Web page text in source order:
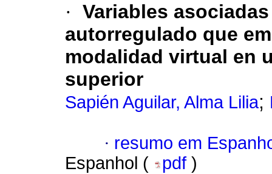
· Variables
autorregulado que
modalidad virtual en
superior
Sapién Aguilar, Alma Lilia;
· resumo em
Espanhol (
pdf )